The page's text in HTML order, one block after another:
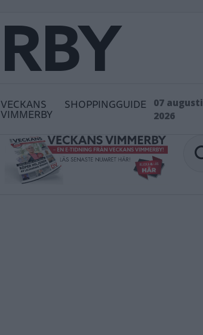
VECKANS
VIMMERBY
SHOPPINGGUIDE
07 augusti
2026